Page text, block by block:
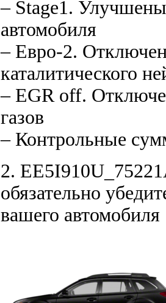
– Stage1.
автомобиля
– Евро-2.
каталитического
– EGR off.
газов
– Контрольные
2.
обязательно
вашего автомобиля